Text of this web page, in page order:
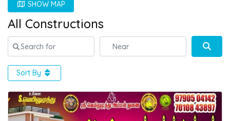
SHOW MAP
All Constructions
Search for Near
Sort By